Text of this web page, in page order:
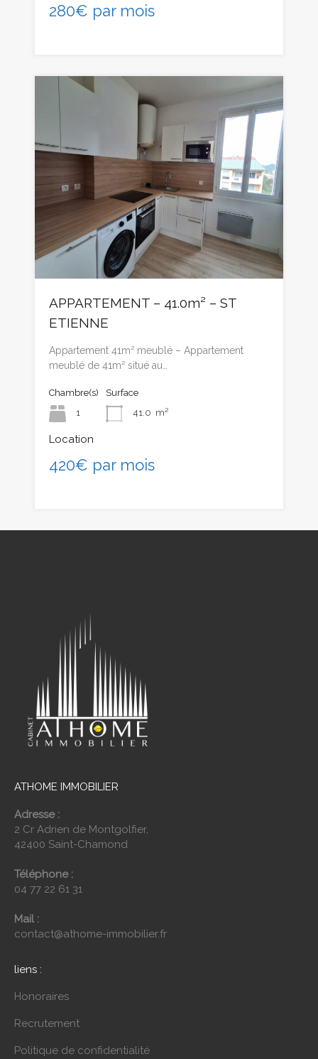
280€ par mois
APPARTEMENT – 41.0m² – ST
ETIENNE
Appartement 41m² meublé – Appartement
meublé de 41m² situé au…
Chambre(s)
1
Surface
41.0 m²
Location
420€ par mois
ATHOME IMMOBILIER
Adresse :
2 Cr Adrien de Montgolfier,
42400 Saint-Chamond
Téléphone :
04 77 22 61 31
Mail :
contact@athome-immobilier.fr
liens :
Honoraires
Recrutement
Politique de confidentialité